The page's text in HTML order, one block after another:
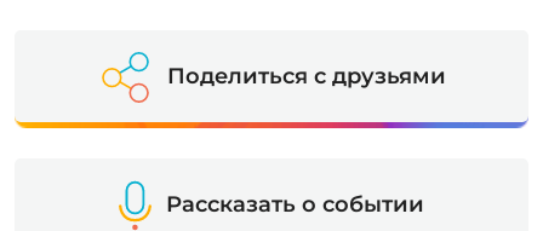
Поделиться с друзьями
Рассказать о событии